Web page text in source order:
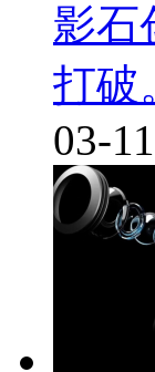
影石
打破
03-11